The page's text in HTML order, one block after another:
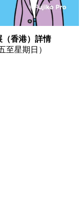
（香港）詳情
至星期日）